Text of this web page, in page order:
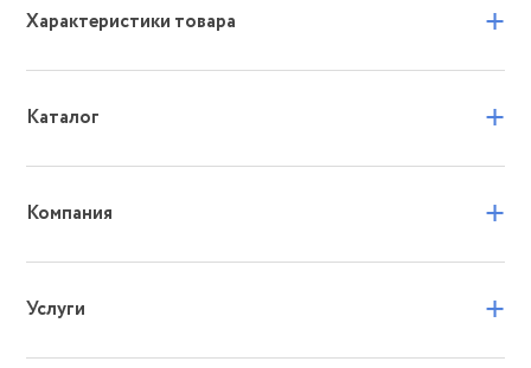
Характеристики товара +
Каталог +
Компания +
Услуги +